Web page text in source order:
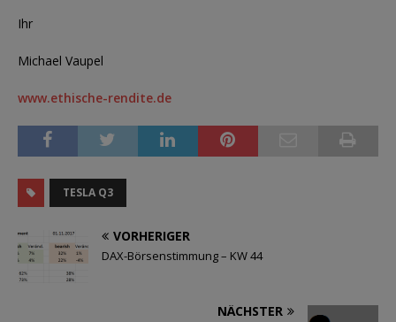
Ihr
Michael Vaupel
www.ethische-rendite.de
TESLA Q3
VORHERIGER
DAX-Börsenstimmung – KW 44
NÄCHSTER